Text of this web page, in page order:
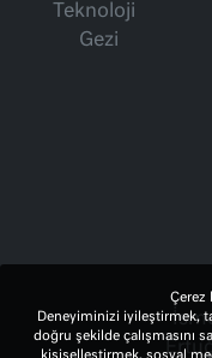
Teknoloji
Gezi
Çerez
Deneyiminizi iyileştirmek,
doğru şekilde çalışmasını
kişiselleştirmek, sosyal